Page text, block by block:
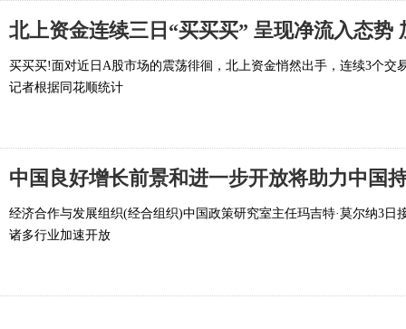
北上资金连续三日“买买买” 呈现净流入态势
买买买!面对近日A股市场的震荡徘徊，北上资金悄然出手，连续3个
记者根据同花顺统计
中国良好增长前景和进一步开放将助力中国
经济合作与发展组织(经合组织)中国政策研究室主任玛吉特·莫尔纳3
诸多行业加速开放